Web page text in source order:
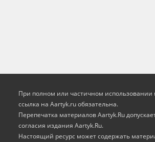
При полном или частичном использовании
ссылка на Aartyk.ru oбязательна.
Перепечатка материалов Aartyk.Ru
согласия издания Aartyk.Ru.
Настоящий ресурс может содержать